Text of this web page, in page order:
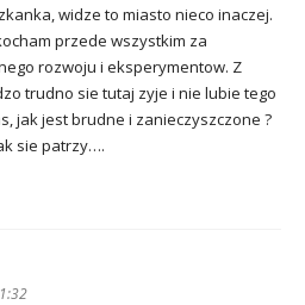
widze to miasto nieco inaczej.
przede wszystkim za
rozwoju i eksperymentow. Z
trudno sie tutaj zyje i nie lubie tego
jak jest brudne i zanieczyszczone ?
sie patrzy….